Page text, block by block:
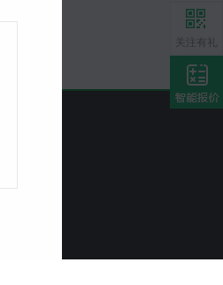
关注有礼
获10000
关注有礼
获10000